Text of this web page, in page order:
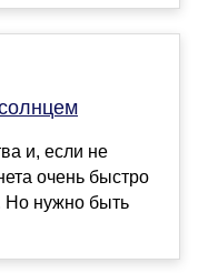
и, если не
очень быстро
Но нужно быть